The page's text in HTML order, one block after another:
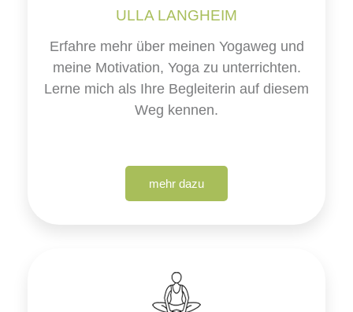
ULLA LANGHEIM
Erfahre mehr über meinen Yogaweg und
meine Motivation, Yoga zu unterrichten.
Lerne mich als Ihre Begleiterin auf diesem
Weg kennen.
mehr dazu